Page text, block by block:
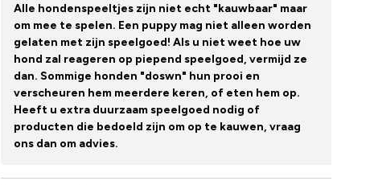
Alle hondenspeeltjes zijn niet echt "kauwbaar" maar
om mee te spelen. Een puppy mag niet alleen worden
gelaten met zijn speelgoed! Als u niet weet hoe uw
hond zal reageren op piepend speelgoed, vermijd ze
dan. Sommige honden "doswn" hun prooi en
verscheuren hem meerdere keren, of eten hem op.
Heeft u extra duurzaam speelgoed nodig of
producten die bedoeld zijn om op te kauwen, vraag
ons dan om advies.